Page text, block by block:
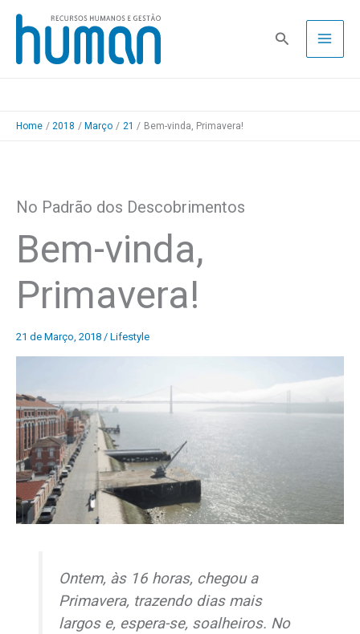
Skip
content
Pesquisa
Home 2018 Março 21 Bem-vinda, Primavera!
No Padrão dos Descobrimentos
Bem-vinda,
Primavera!
21 de Março, 2018 / Lifestyle
Ontem, às 16 horas, chegou a
Primavera, trazendo dias mais
largos e, espera-se, soalheiros. No